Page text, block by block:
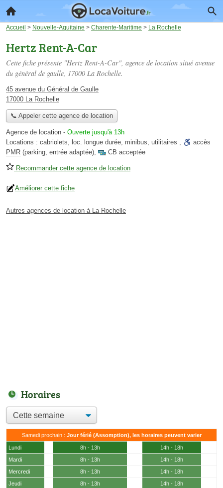
Accueil > Nouvelle-Aquitaine > Charente-Maritime > La Rochelle
Hertz Rent-A-Car
Cette fiche présente "Hertz Rent-A-Car", agence de location situé avenue
du général de gaulle, 17000 La Rochelle.
45 avenue du Général de Gaulle
17000 La Rochelle
📞 Appeler cette agence de location
Agence de location - Ouverte jusqu'à 13h
Locations : cabriolets, loc. longue durée, minibus, utilitaires ,
accès
PMR (parking, entrée adaptée), CB acceptée
Recommander cette agence de location
Améliorer cette fiche
Autres agences de location à La Rochelle
Horaires
Samedi prochain : Jour férié (Assomption), les horaires peuvent varier
Lundi 8h - 13h
14h - 18h
Mardi
8h - 13h
14h - 18h
Mercredi
8h - 13h
14h - 18h
Jeudi
8h - 13h
14h - 18h